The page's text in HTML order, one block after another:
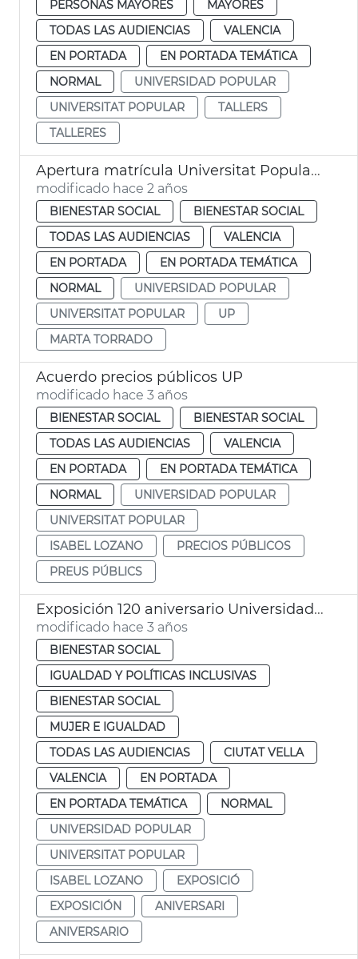
PERSONAS MAYORES
MAYORES
TODAS LAS AUDIENCIAS
VALENCIA
EN PORTADA
EN PORTADA TEMÁTICA
NORMAL
UNIVERSIDAD POPULAR
UNIVERSITAT POPULAR
TALLERS
TALLERES
Apertura matrícula Universitat Popular de València
modificado hace 2 años
BIENESTAR SOCIAL
BIENESTAR SOCIAL
TODAS LAS AUDIENCIAS
VALENCIA
EN PORTADA
EN PORTADA TEMÁTICA
NORMAL
UNIVERSIDAD POPULAR
UNIVERSITAT POPULAR
UP
MARTA TORRADO
Acuerdo precios públicos UP
modificado hace 3 años
BIENESTAR SOCIAL
BIENESTAR SOCIAL
TODAS LAS AUDIENCIAS
VALENCIA
EN PORTADA
EN PORTADA TEMÁTICA
NORMAL
UNIVERSIDAD POPULAR
UNIVERSITAT POPULAR
ISABEL LOZANO
PRECIOS PÚBLICOS
PREUS PÚBLICS
Exposición 120 aniversario Universidad Popular
modificado hace 3 años
BIENESTAR SOCIAL
IGUALDAD Y POLÍTICAS INCLUSIVAS
BIENESTAR SOCIAL
MUJER E IGUALDAD
TODAS LAS AUDIENCIAS
CIUTAT VELLA
VALENCIA
EN PORTADA
EN PORTADA TEMÁTICA
NORMAL
UNIVERSIDAD POPULAR
UNIVERSITAT POPULAR
ISABEL LOZANO
EXPOSICIÓ
EXPOSICIÓN
ANIVERSARI
ANIVERSARIO